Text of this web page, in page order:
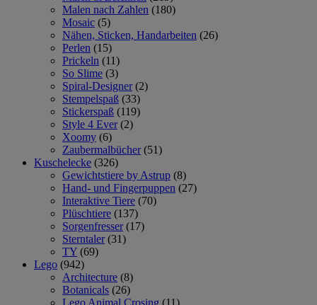
Malen nach Zahlen (180)
Mosaic (5)
Nähen, Sticken, Handarbeiten (26)
Perlen (15)
Prickeln (11)
So Slime (3)
Spiral-Designer (2)
Stempelspaß (33)
Stickerspaß (119)
Style 4 Ever (2)
Xoomy (6)
Zaubermalbücher (51)
Kuschelecke (326)
Gewichtstiere by Astrup (8)
Hand- und Fingerpuppen (27)
Interaktive Tiere (70)
Plüschtiere (137)
Sorgenfresser (17)
Sterntaler (31)
TY (69)
Lego (942)
Architecture (8)
Botanicals (26)
Lego Animal Crosing (11)